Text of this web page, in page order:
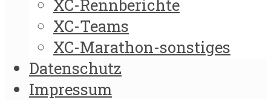
XC-Rennberichte
XC-Teams
XC-Marathon-sonstiges
Datenschutz
Impressum